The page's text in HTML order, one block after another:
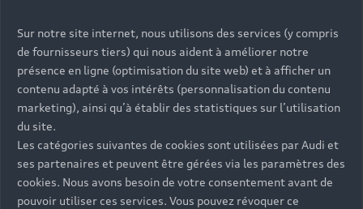
Sur notre site internet, nous utilisons des services (y compris
de fournisseurs tiers) qui nous aident à améliorer notre
présence en ligne (optimisation du site web) et à afficher un
contenu adapté à vos intérêts (personnalisation du contenu
marketing), ainsi qu’à établir des statistiques sur l’utilisation
du site.
Les catégories suivantes de cookies sont utilisées par Audi et
ses partenaires et peuvent être gérées via les paramètres des
cookies. Nous avons besoin de votre consentement avant de
pouvoir utiliser ces services. Vous pouvez révoquer ce